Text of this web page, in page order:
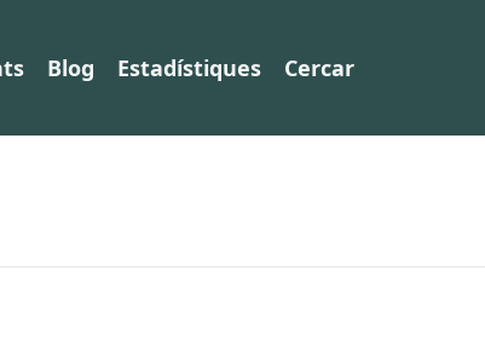
Blog Estadístiques Cercar